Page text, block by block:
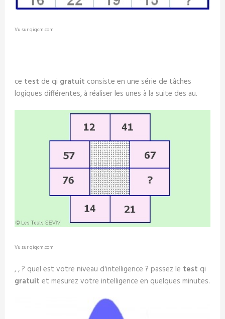
Vu sur qiqcm.com
ce test de qi gratuit consiste en une série de tâches
logiques différentes, à réaliser les unes à la suite des au.
Vu sur qiqcm.com
, , ? quel est votre niveau d'intelligence ? passez le test qi
gratuit et mesurez votre intelligence en quelques minutes.